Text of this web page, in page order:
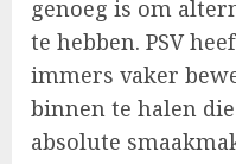
genoeg is om
te hebben. PSV
immers vaker
binnen te halen
absolute